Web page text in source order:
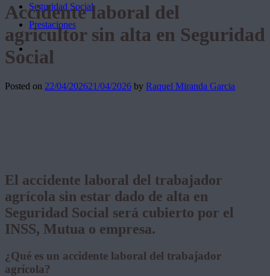
Seguridad Social
Prestaciones
Accidente laboral del
agricultor sin alta en Seguridad
Social
Posted on 22/04/202621/04/2026 by Raquel Miranda Garcia
El accidente laboral del trabajador
agrícola sin estar dado de alta en
Seguridad Social será cubierto por el
INSS, Mutua o empresa.
¿Qué es un accidente laboral del trabajador
agrícola?